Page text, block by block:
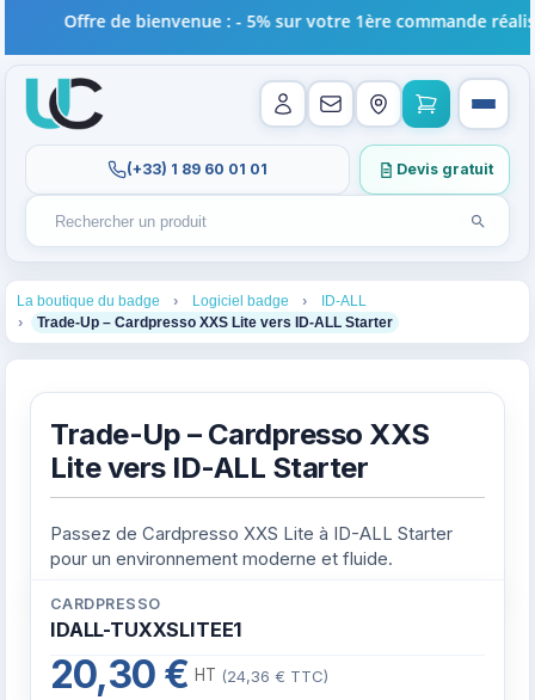
Rechercher un produit
Recherches récentes au focus. Tapez au moins 2
Lancer
(+33) 1 89 60 01 01 Devis gratuit
Offre de bienvenue : - 5% sur votre 1ère commande
La boutique du badge Logiciel badge ID-ALL
Trade-Up – Cardpresso XXS Lite vers ID-ALL Starter 4
Trade-Up – Cardpresso XXS
Lite vers ID-ALL Starter
Passez de Cardpresso XXS Lite à ID-ALL Starter
pour un environnement moderne et fluide.
CARDPRESSO
IDALL-TUXXSLITEE1
20,30 € HT (24,36 € TTC)